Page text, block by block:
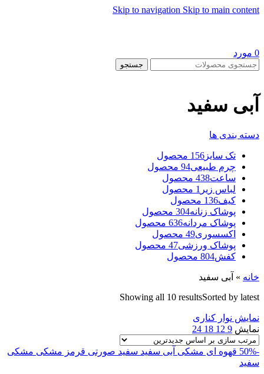
Skip to navigation Skip to main content
0 مورد
جستجو
آبی سفید
دسته بندی ها
تک سایز 156 محصول
چرم طبیعی94 محصول
ساعت438 محصول
لباس زیر 1 محصول
کیف136 محصول
پوشاک زنانه304 محصول
پوشاک مردانه636 محصول
اکسسوری49 محصول
پوشاک ورزشی47 محصول
کفش804 محصول
خانه » آبی سفید
Showing all 10 resultsSorted by latest
نمایش نوار کناری
نمایش 9
12
18
24
-50% قهوه ای مشکی آبی سفید سفید صورتی قرمز مشکی مشکی
سفید